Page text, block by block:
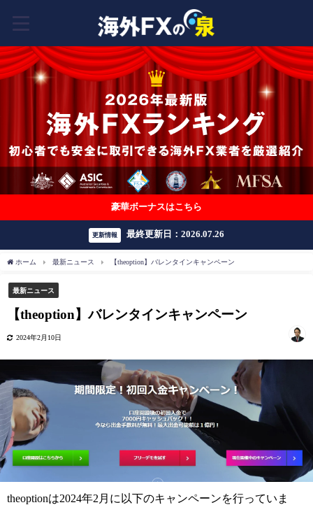
豪華ボーナスはこちら
更新情報 最終更新日：2026.07.26
ホーム 最新ニュース 【theoption】バレンタインキャンペーン
最新ニュース
【theoption】バレンタインキャンペーン
2024年2月10日
theoptionは2024年2月に以下のキャンペーンを行っていま